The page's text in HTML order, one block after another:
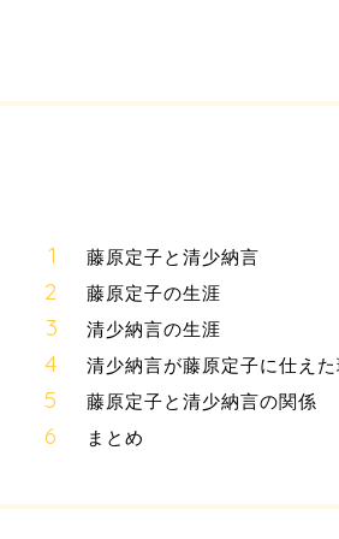
藤原定子と清少納言
藤原定子の生涯
清少納言の生涯
清少納言が藤原定子に仕えた
藤原定子と清少納言の関係
まとめ